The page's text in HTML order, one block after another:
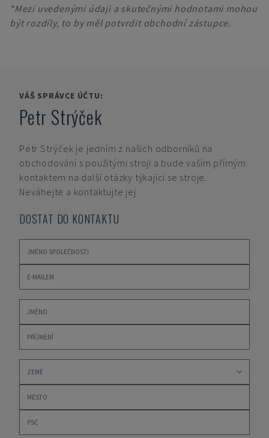
*Mezi uvedenými údaji a skutečnými hodnotami mohou
být rozdíly, to by měl potvrdit obchodní zástupce.
VÁŠ SPRÁVCE ÚČTU:
Petr Strýček
Petr Strýček je jedním z našich odborníků na
obchodování s použitými stroji a bude vaším přímým
kontaktem na další otázky týkající se stroje.
Neváhejte a kontaktujte jej.
DOSTAT DO KONTAKTU